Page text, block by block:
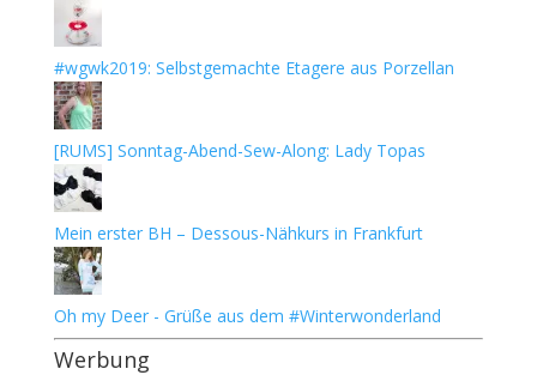
#wgwk2019: Selbstgemachte Etagere aus Porzellan
[RUMS] Sonntag-Abend-Sew-Along: Lady Topas
Mein erster BH – Dessous-Nähkurs in Frankfurt
Oh my Deer - Grüße aus dem #Winterwonderland
Werbung